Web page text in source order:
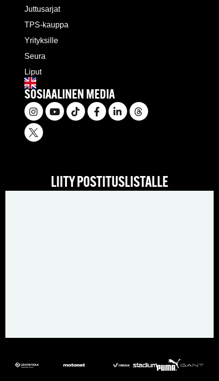
Juttusarjat
TPS-kauppa
Yrityksille
Seura
Liput
SOSIAALINEN MEDIA
LIITY POSTITUSLISTALLE